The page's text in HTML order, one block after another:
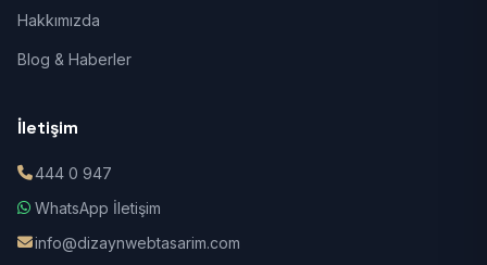
Hakkımızda
Blog & Haberler
İletişim
444 0 947
WhatsApp İletişim
info@dizaynwebtasarim.com